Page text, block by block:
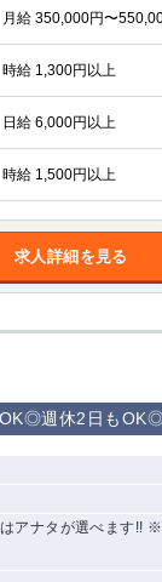
月給 350,000円〜
時給 1,300円以上
日給 6,000円以上
時給 1,500円以上
求人詳細を見る
週休2日も
はアナタが選べま